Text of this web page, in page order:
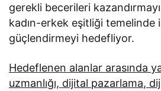
gerekli becerileri
kadın-erkek eşitliği temelinde
güçlendirmeyi hedefliyor.
Hedeflenen alanlar arasında
uzmanlığı, dijital pazarlama,